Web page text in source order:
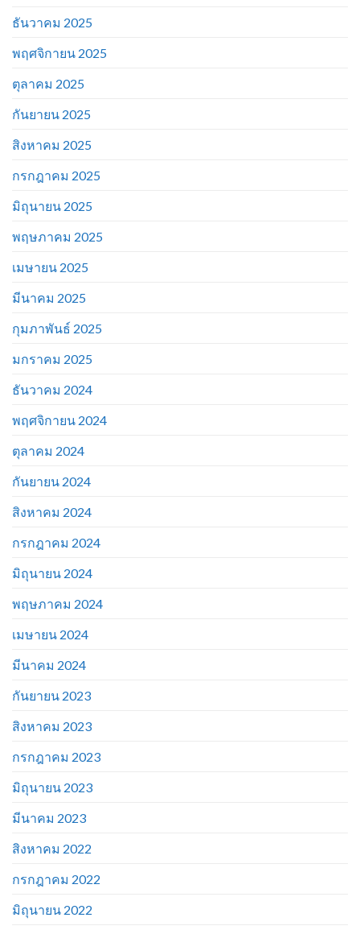
ธันวาคม 2025
พฤศจิกายน 2025
ตุลาคม 2025
กันยายน 2025
สิงหาคม 2025
กรกฎาคม 2025
มิถุนายน 2025
พฤษภาคม 2025
เมษายน 2025
มีนาคม 2025
กุมภาพันธ์ 2025
มกราคม 2025
ธันวาคม 2024
พฤศจิกายน 2024
ตุลาคม 2024
กันยายน 2024
สิงหาคม 2024
กรกฎาคม 2024
มิถุนายน 2024
พฤษภาคม 2024
เมษายน 2024
มีนาคม 2024
กันยายน 2023
สิงหาคม 2023
กรกฎาคม 2023
มิถุนายน 2023
มีนาคม 2023
สิงหาคม 2022
กรกฎาคม 2022
มิถุนายน 2022